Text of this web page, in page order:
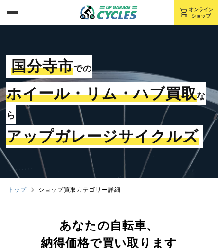
shopping_cart オンライン
ショップ
国分寺市での
ホイール・リム・ハブ買取な
ら
アップガレージサイクルズ
トップ ショップ買取カテゴリー詳細
あなたの自転車、
納得価格で買い取ります